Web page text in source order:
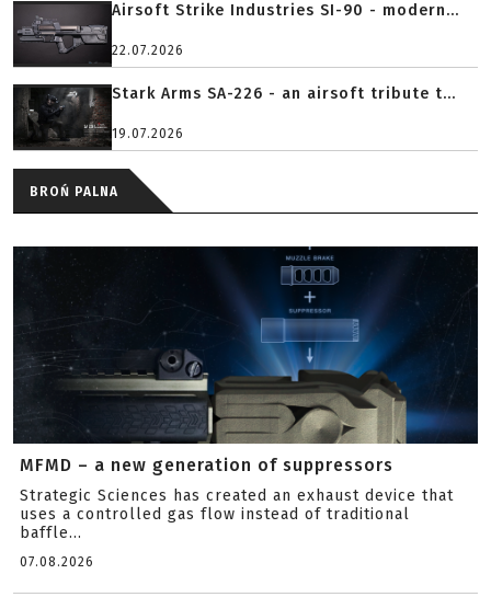
Airsoft Strike Industries SI-90 - modern...
22.07.2026
Stark Arms SA-226 - an airsoft tribute t...
19.07.2026
BROŃ PALNA
MFMD – a new generation of suppressors
Strategic Sciences has created an exhaust device that
uses a controlled gas flow instead of traditional
baffle...
07.08.2026